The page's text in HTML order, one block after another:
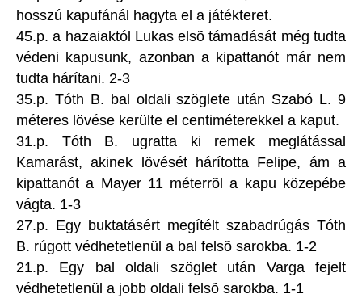
hosszú kapufánál hagyta el a játékteret.
45.p. a hazaiaktól Lukas elsõ támadását még tudta
védeni kapusunk, azonban a kipattanót már nem
tudta hárítani. 2-3
35.p. Tóth B. bal oldali szöglete után Szabó L. 9
méteres lövése kerülte el centiméterekkel a kaput.
31.p. Tóth B. ugratta ki remek meglátással
Kamarást, akinek lövését hárította Felipe, ám a
kipattanót a Mayer 11 méterrõl a kapu közepébe
vágta. 1-3
27.p. Egy buktatásért megítélt szabadrúgás Tóth
B. rúgott védhetetlenül a bal felsõ sarokba. 1-2
21.p. Egy bal oldali szöglet után Varga fejelt
védhetetlenül a jobb oldali felsõ sarokba. 1-1